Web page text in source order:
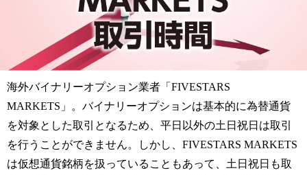
海外バイナリーオプション業者「FIVESTARS
MARKETS」。バイナリーオプションは基本的に為替通貨
を対象とした取引となるため、平日以外の土日祝日は取引
を行うことができません。しかし、FIVESTARS MARKETS
は仮想通貨銘柄を扱っていることもあって、土日祝日も取